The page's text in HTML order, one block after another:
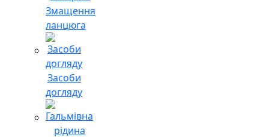
Змащення
ланцюга
Засоби
догляду